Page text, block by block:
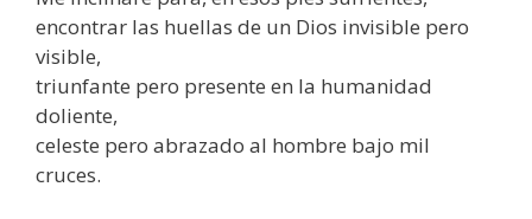
encontrar las huellas de un Dios invisible pero
visible,
triunfante pero presente en la humanidad
doliente,
celeste pero abrazado al hombre bajo mil
cruces.